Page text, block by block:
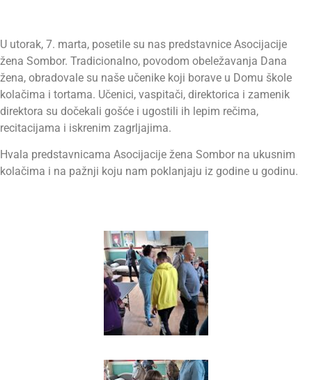
U utorak, 7. marta, posetile su nas predstavnice Asocijacije
žena Sombor. Tradicionalno, povodom obeležavanja Dana
žena, obradovale su naše učenike koji borave u Domu škole
kolačima i tortama. Učenici, vaspitači, direktorica i zamenik
direktora su dočekali gošće i ugostili ih lepim rečima,
recitacijama i iskrenim zagrljajima.
Hvala predstavnicama Asocijacije žena Sombor na ukusnim
kolačima i na pažnji koju nam poklanjaju iz godine u godinu.